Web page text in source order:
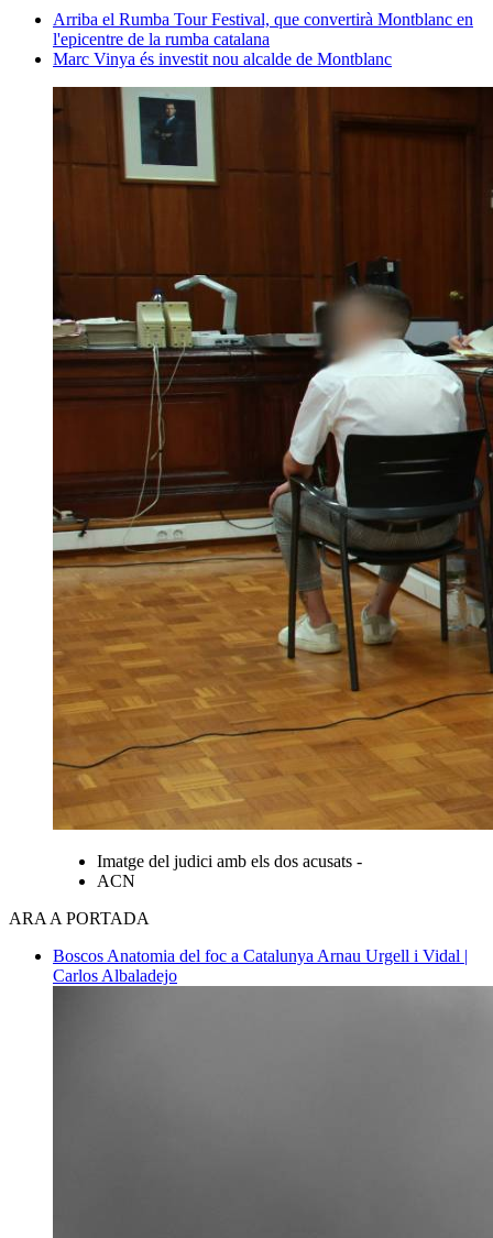
Arriba el Rumba Tour Festival, que convertirà Montblanc en
l'epicentre de la rumba catalana
Marc Vinya és investit nou alcalde de Montblanc
Imatge del judici amb els dos acusats -
ACN
ARA A PORTADA
Boscos Anatomia del foc a Catalunya Arnau Urgell i Vidal |
Carlos Albaladejo